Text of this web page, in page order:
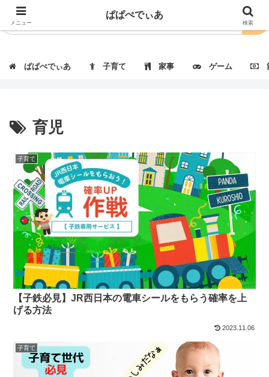
ぱぱぺでぃあ 子育て 家事 ゲーム
育児
子育て
【子鉄必見】JR西日本の電車シールをもらう確率を上
げる方法
2023.11.06
子育て
メニュー
ぱぱぺでぃあ
検索